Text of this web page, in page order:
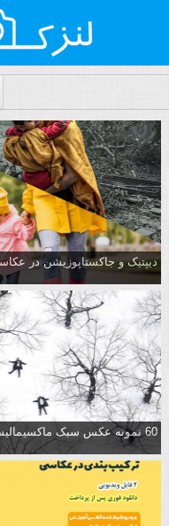
دیپتیک و جاکستا‌پوزیشن در
60 نمونه عکس سبک ماکسیمالیسم